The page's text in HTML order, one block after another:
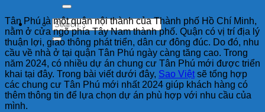
Tân Phú là một quận nội thành của Thành phố Hồ Chí Minh,
nằm ở cửa ngõ phía Tây Nam thành phố. Quận có vị trí địa lý
thuận lợi, giao thông phát triển, dân cư đông đúc. Do đó, nhu
cầu về nhà ở tại quận Tân Phú ngày càng tăng cao. Trong
năm 2024, có nhiều dự án chung cư Tân Phú mới được triển
khai tại đây. Trong bài viết dưới đây, Sao Việtsẽ tổng hợp
các chung cư Tân Phú mới nhất 2024 giúp khách hàng có
thêm thông tin để lựa chọn dự án phù hợp với nhu cầu của
mình.